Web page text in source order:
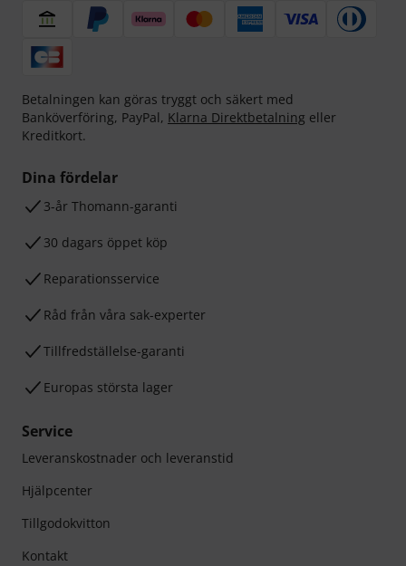
Betalningen kan göras tryggt och säkert med
Banköverföring, PayPal, Klarna Direktbetalning eller
Kreditkort.
Dina fördelar
3-år Thomann-garanti
30 dagars öppet köp
Reparationsservice
Råd från våra sak-experter
Tillfredställelse-garanti
Europas största lager
Service
Leveranskostnader och leveranstid
Hjälpcenter
Tillgodokvitton
Kontakt